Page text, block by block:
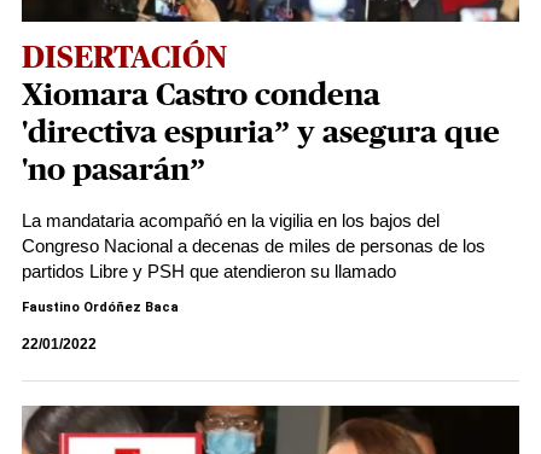
DISERTACIÓN
Xiomara Castro condena
'directiva espuria” y asegura que
'no pasarán”
La mandataria acompañó en la vigilia en los bajos del
Congreso Nacional a decenas de miles de personas de los
partidos Libre y PSH que atendieron su llamado
Faustino Ordóñez Baca
22/01/2022